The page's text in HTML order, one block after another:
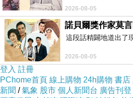
2026-08-05
諾貝爾獎作家莫
這段話精闢地道出了
2026-08-05
登入 註冊
PChome首頁 線上購物 24h購物 書店
新聞 /氣象 股市 個人新聞台 廣告刊登